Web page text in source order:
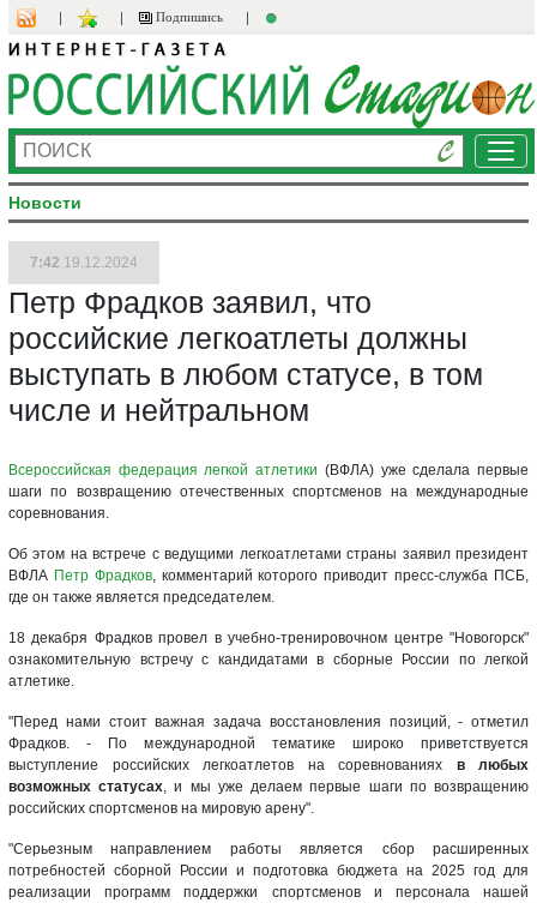
Подпишись
Новости
7:42 19.12.2024
Петр Фрадков заявил, что
российские легкоатлеты должны
выступать в любом статусе, в том
числе и нейтральном
Всероссийская федерация легкой атлетики (ВФЛА) уже сделала первые
шаги по возвращению отечественных спортсменов на международные
соревнования.
Об этом на встрече с ведущими легкоатлетами страны заявил президент
ВФЛА Петр Фрадков, комментарий которого приводит пресс-служба ПСБ,
где он также является председателем.
18 декабря Фрадков провел в учебно-тренировочном центре "Новогорск"
ознакомительную встречу с кандидатами в сборные России по легкой
атлетике.
"Перед нами стоит важная задача восстановления позиций, - отметил
Фрадков. - По международной тематике широко приветствуется
выступление российских легкоатлетов на соревнованиях в любых
возможных статусах, и мы уже делаем первые шаги по возвращению
российских спортсменов на мировую арену".
"Серьезным направлением работы является сбор расширенных
потребностей сборной России и подготовка бюджета на 2025 год для
реализации программ поддержки спортсменов и персонала нашей